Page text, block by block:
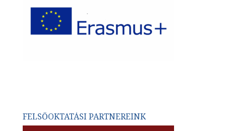
FELSŐOKTATÁSI PARTNEREINK